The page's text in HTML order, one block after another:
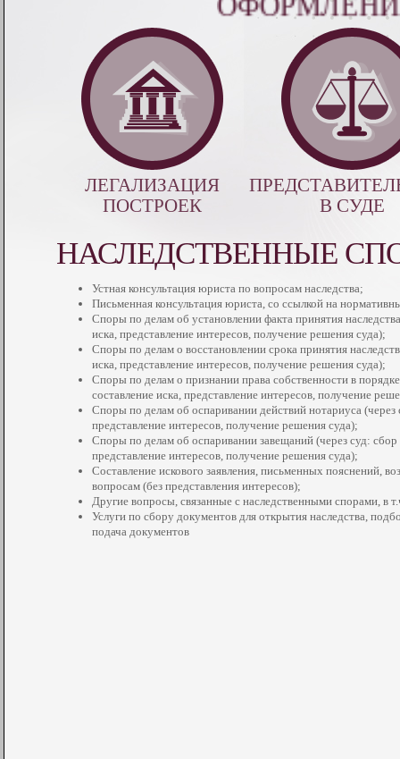
ЛЕГАЛИЗАЦИЯ
ПОСТРОЕК
В СУДЕ
НАСЛЕДСТВЕННЫЕ
Устная консультация юриста по вопросам наследства;
Письменная консультация юриста, со ссылкой на
Споры по делам об установлении факта принятия
иска, представление интересов, получение решения суда);
Споры по делам о восстановлении срока принятия
иска, представление интересов, получение решения суда);
Споры по делам о признании права собственности в
составление иска, представление интересов, получение
Споры по делам об оспаривании действий нотариуса (через
представление интересов, получение решения суда);
Споры по делам об оспаривании завещаний (через суд: сбор
представление интересов, получение решения суда);
Составление искового заявления, письменных пояснений,
вопросам (без представления интересов);
Другие вопросы, связанные с наследственными спорами, в
Услуги по сбору документов для открытия наследства,
подача документов